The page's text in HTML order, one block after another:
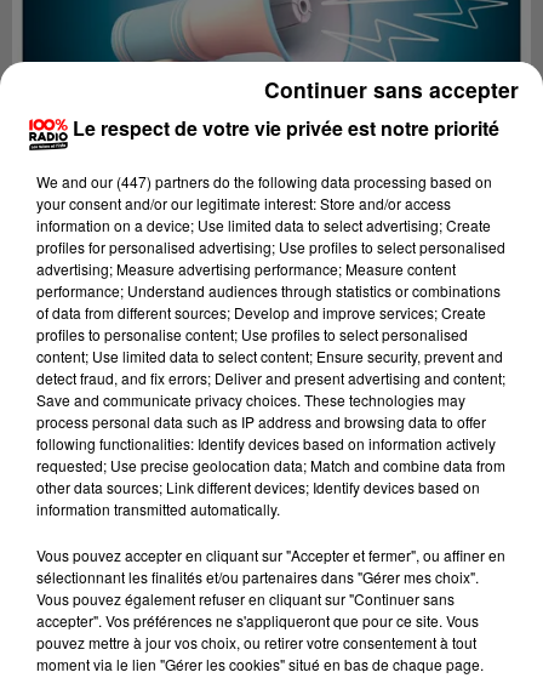
Lecture (4 min 24 sec)
100%
100% Radio les infos du Pays Catalan
6 janvier 2025 - 4 min 24 sec
LES INFOS DU PAYS CATALAN DU 06/01/2025
À 08H00
Le respect de votre vie privée est notre priorité
We and our (447) partnersdo the following data processing based on
your consent and/or our legitimate interest: Store and/or access
information on a device; Use limited data to select advertising; Create
profiles for personalised advertising; Use profiles to select personalised
advertising; Measure advertising performance; Measure content
performance; Understand audiences through statistics or combinations
of data from different sources; Develop and improve services; Create
profiles to personalise content; Use profiles to select personalised
content; Use limited data to select content; Ensure security, prevent and
detect fraud, and fix errors; Deliver and present advertising and content;
Save and communicate privacy choices. These technologies may
process personal data such as IP address and browsing data to offer
following functionalities: Identify devices based on information actively
requested; Use precise geolocation data; Match and combine data from
other data sources; Link different devices; Identify devices based on
information transmitted automatically.
Vous pouvez accepter en cliquant sur "Accepter et fermer", ou affiner en
sélectionnant les finalités et/ou partenaires dans "Gérer mes choix".
Vous pouvez également refuser en cliquant sur "Continuer sans
accepter". Vos préférences ne s'appliqueront que pour ce site. Vous
pouvez mettre à jour vos choix, ou retirer votre consentement à tout
moment via le lien "Gérer les cookies" situé en bas de chaque page.
Continuer sans accepter